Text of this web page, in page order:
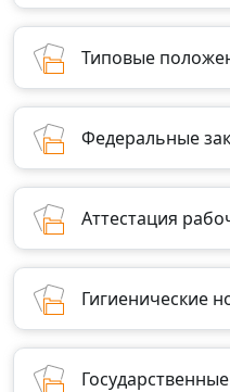
Типовые
Федеральные
Аттестация
Гигиенические